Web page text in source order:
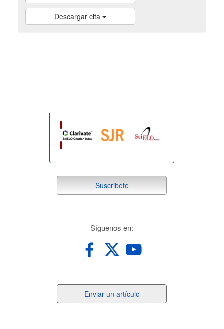
Descargar cita
suscribete
Suscribete
Síguenos en:
un
Enviar un artículo